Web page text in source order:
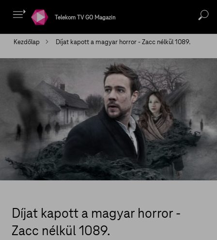
Telekom TV GO Magazin
Kezdőlap Díjat kapott a magyar horror - Zacc nélkül 1089.
Díjat kapott a magyar horror -
Zacc nélkül 1089.